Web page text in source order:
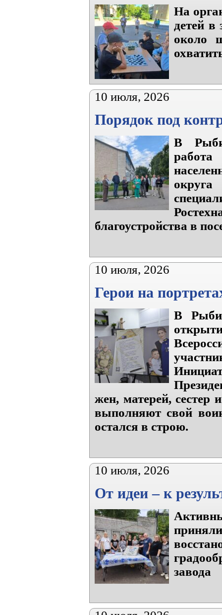
На
детей в
около
10 июля, 2026
Порядок под
В
благоустройства в
10 июля, 2026
Герои на
В
жен, матерей, сестер
выполняют свой
остался в строю.
10 июля, 2026
От идеи – к
завода